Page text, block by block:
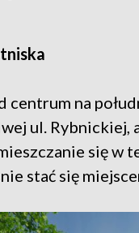
centrum na
ul. Rybnickiej,
się w
stać się